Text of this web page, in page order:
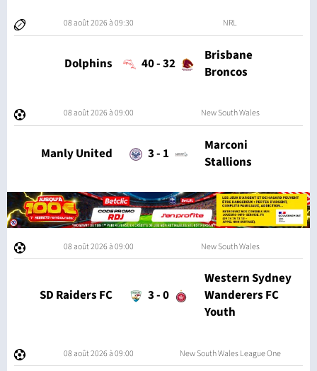
08 août 2026 à 09:30 NRL
Dolphins 40-32
Brisbane
Broncos
08 août 2026 à 09:00 New South Wales
Manly United 3- 1
Marconi
Stallions
08 août 2026 à 09:00 New South Wales
SD Raiders FC 3-0
Western Sydney
Wanderers FC
Youth
08 août 2026 à 09:00 New South Wales League One